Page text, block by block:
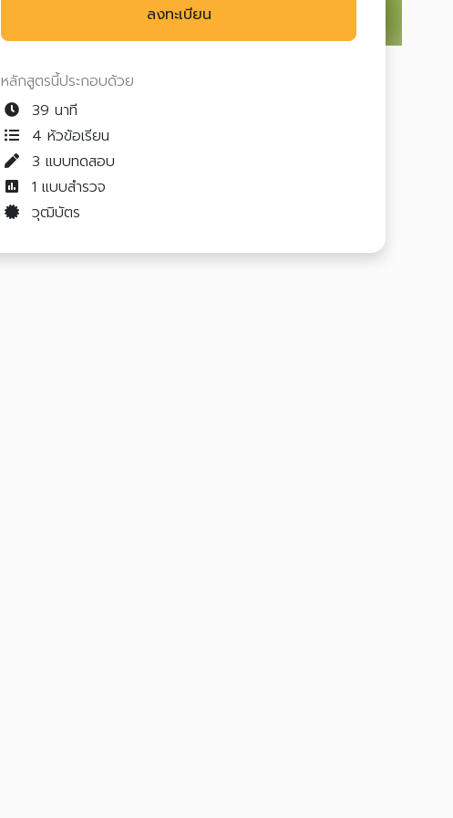
ลงทะเบียน
หลักสูตรนี้ประกอบด้วย
39 นาที
4 หัวข้อเรียน
3 แบบทดสอบ
1 แบบสำรวจ
วุฒิบัตร